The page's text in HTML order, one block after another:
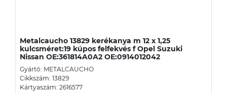
Metalcaucho 13829 kerékanya m 12 x 1,25
kulcsméret:19 kúpos felfekvés f Opel Suzuki
Nissan OE:361814A0A2 OE:0914012042
Gyártó: METALCAUCHO
Cikkszám: 13829
Kártyaszám: 2616577